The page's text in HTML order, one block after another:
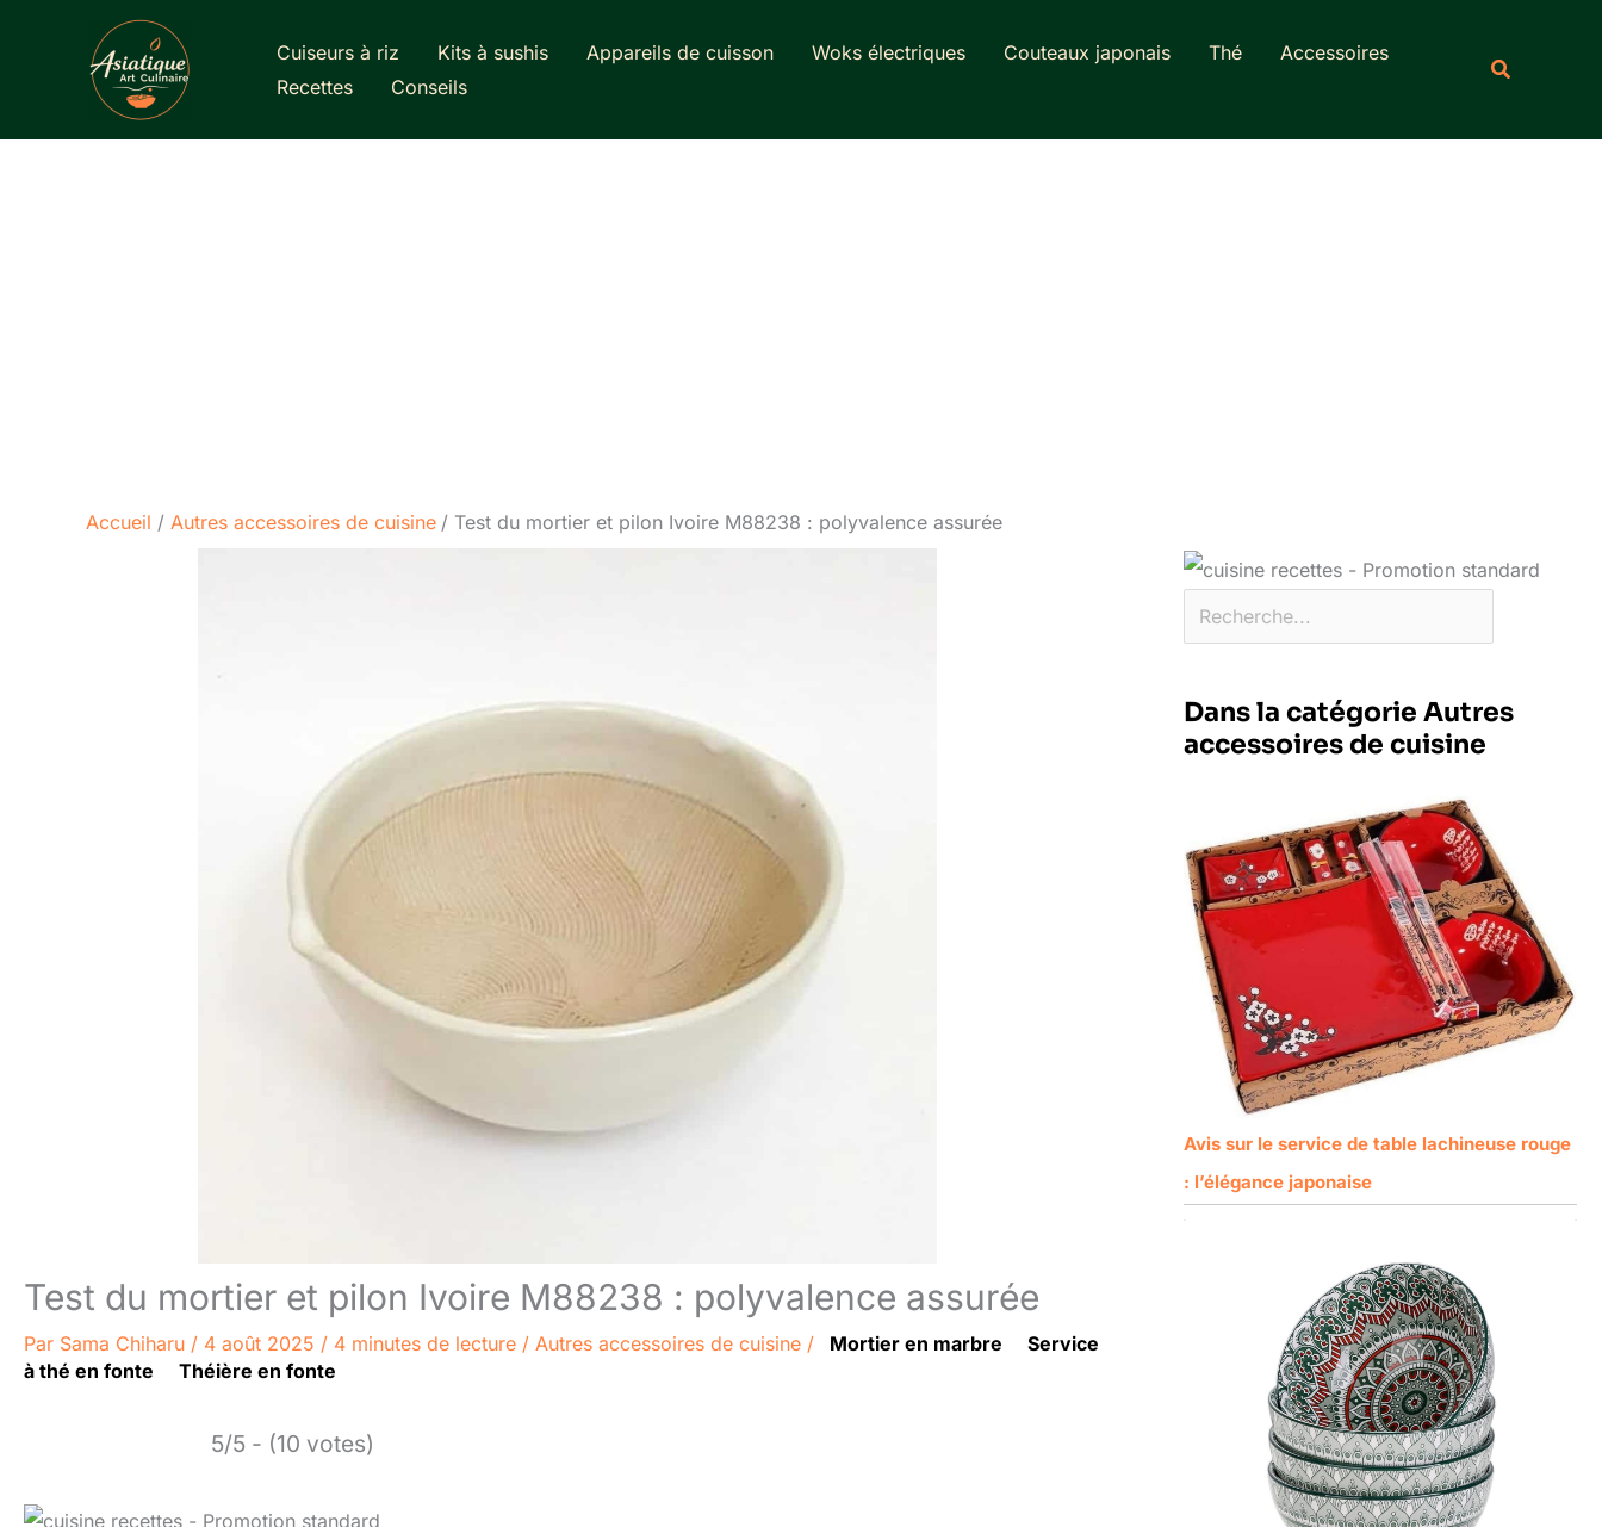
Cuiseurs à riz Kits à sushis Appareils de cuisson Woks électriques Couteaux japonais Thé
Accessoires
Recettes
Conseils
Accueil Autres accessoires de cuisine Test du mortier et pilon Ivoire M88238 : polyvalence assurée
Test du mortier et pilon Ivoire M88238 : polyvalence assurée
Par Sama Chiharu / 4 août 2025 / 4 minutes de lecture / Autres accessoires de cuisine / Mortier en marbre
Service
à thé en fonte
Théière en fonte
5/5 - (10 votes)
Dans la catégorie Autres
accessoires de cuisine
Avis sur le service de table lachineuse rouge
: l’élégance japonaise